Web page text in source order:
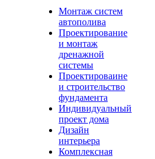
Монтаж систем
автополива
Проектирование
и монтаж
дренажной
системы
Проектироваине
и строительство
фундамента
Индивидуальный
проект дома
Дизайн
интерьера
Комплексная